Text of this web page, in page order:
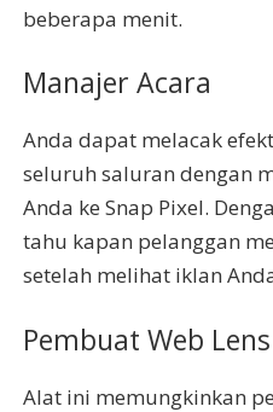
beberapa menit.
Manajer Acara
Anda dapat melacak
seluruh saluran dengan
Anda ke Snap Pixel.
tahu kapan pelanggan
setelah melihat iklan
Pembuat Web Lens
Alat ini memungkinkan